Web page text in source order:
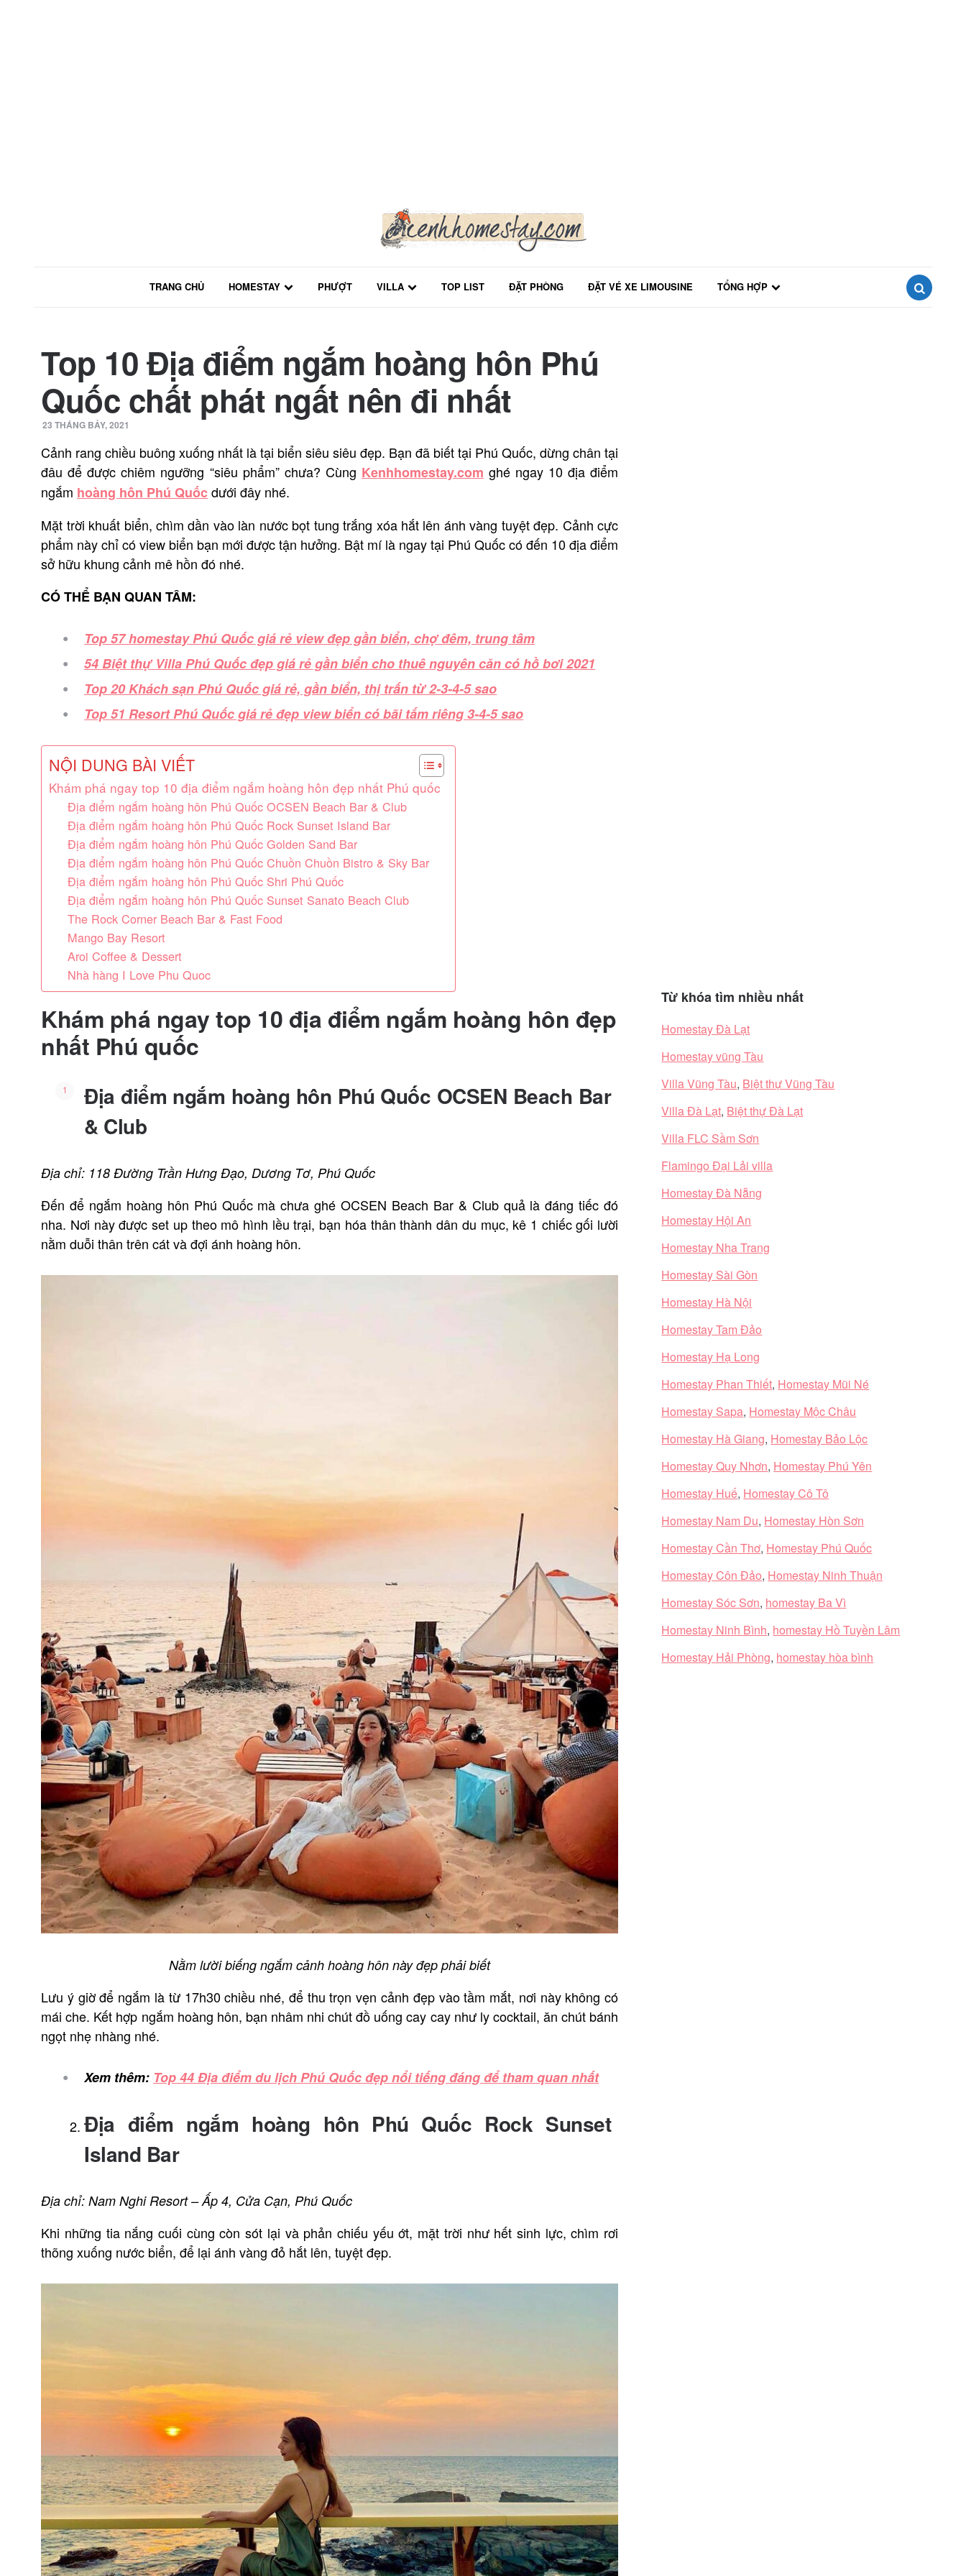
TRANG CHỦ HOMESTAY PHƯỢT VILLA TOP LIST ĐẶT PHÒNG ĐẶT VÉ XE LIMOUSINE
TỔNG HỢP
Top 10 Địa điểm ngắm hoàng hôn Phú
Quốc chất phát ngất nên đi nhất
23 THÁNG BẢY, 2021
Cảnh rang chiều buông xuống nhất là tại biển siêu siêu đẹp. Bạn đã biết tại Phú Quốc, dừng chân tại
đâu để được chiêm ngưỡng “siêu phẩm” chưa? Cùng Kenhhomestay.com ghé ngay 10 địa điểm
ngắm hoàng hôn Phú Quốcdưới đây nhé.
Mặt trời khuất biển, chìm dần vào làn nước bọt tung trắng xóa hắt lên ánh vàng tuyệt đẹp. Cảnh cực
phẩm này chỉ có view biển bạn mới được tận hưởng. Bật mí là ngay tại Phú Quốc có đến 10 địa điểm
sở hữu khung cảnh mê hồn đó nhé.
CÓ THỂ BẠN QUAN TÂM:
Top 57 homestay Phú Quốc giá rẻ view đẹp gần biển, chợ đêm, trung tâm
54 Biệt thự Villa Phú Quốc đẹp giá rẻ gần biển cho thuê nguyên căn có hồ bơi 2021
Top 20 Khách sạn Phú Quốc giá rẻ, gần biển, thị trấn từ 2-3-4-5 sao
Top 51 Resort Phú Quốc giá rẻ đẹp view biển có bãi tắm riêng 3-4-5 sao
NỘI DUNG BÀI VIẾT
Khám phá ngay top 10 địa điểm ngắm hoàng hôn đẹp nhất Phú quốc
Địa điểm ngắm hoàng hôn Phú Quốc OCSEN Beach Bar & Club
Địa điểm ngắm hoàng hôn Phú Quốc Rock Sunset Island Bar
Địa điểm ngắm hoàng hôn Phú Quốc Golden Sand Bar
Địa điểm ngắm hoàng hôn Phú Quốc Chuồn Chuồn Bistro & Sky Bar
Địa điểm ngắm hoàng hôn Phú Quốc Shri Phú Quốc
Địa điểm ngắm hoàng hôn Phú Quốc Sunset Sanato Beach Club
The Rock Corner Beach Bar & Fast Food
Mango Bay Resort
Aroi Coffee & Dessert
Nhà hàng I Love Phu Quoc
Khám phá ngay top 10 địa điểm ngắm hoàng hôn đẹp
nhất Phú quốc
Địa điểm ngắm hoàng hôn Phú Quốc OCSEN Beach Bar
& Club
Địa chỉ: 118 Đường Trần Hưng Đạo, Dương Tơ, Phú Quốc
Đến để ngắm hoàng hôn Phú Quốc mà chưa ghé OCSEN Beach Bar & Club quả là đáng tiếc đó
nha. Nơi này được set up theo mô hình lều trại, bạn hóa thân thành dân du mục, kê 1 chiếc gối lười
nằm duỗi thân trên cát và đợi ánh hoàng hôn.
Nằm lười biếng ngắm cảnh hoàng hôn này đẹp phải biết
Lưu ý giờ để ngắm là từ 17h30 chiều nhé, để thu trọn vẹn cảnh đẹp vào tầm mắt, nơi này không có
mái che. Kết hợp ngắm hoàng hôn, bạn nhâm nhi chút đồ uống cay cay như ly cocktail, ăn chút bánh
ngọt nhẹ nhàng nhé.
Xem thêm: Top 44 Địa điểm du lịch Phú Quốc đẹp nổi tiếng đáng để tham quan nhất
Địa điểm ngắm hoàng hôn Phú Quốc Rock Sunset
Island Bar
Địa chỉ: Nam Nghi Resort – Ấp 4, Cửa Cạn, Phú Quốc
Khi những tia nắng cuối cùng còn sót lại và phản chiếu yếu ớt, mặt trời như hết sinh lực, chìm rơi
thõng xuống nước biển, để lại ánh vàng đỏ hắt lên, tuyệt đẹp.
Từ khóa tìm nhiều nhất
Homestay Đà Lạt
Homestay vũng Tàu
Villa Vũng Tàu, Biệt thự Vũng Tàu
Villa Đà Lạt, Biệt thự Đà Lạt
Villa FLC Sầm Sơn
Flamingo Đại Lải villa
Homestay Đà Nẵng
Homestay Hội An
Homestay Nha Trang
Homestay Sài Gòn
Homestay Hà Nội
Homestay Tam Đảo
Homestay Hạ Long
Homestay Phan Thiết, Homestay Mũi Né
Homestay Sapa, Homestay Mộc Châu
Homestay Hà Giang, Homestay Bảo Lộc
Homestay Quy Nhơn, Homestay Phú Yên
Homestay Huế, Homestay Cô Tô
Homestay Nam Du, Homestay Hòn Sơn
Homestay Cần Thơ, Homestay Phú Quốc
Homestay Côn Đảo, Homestay Ninh Thuận
Homestay Sóc Sơn, homestay Ba Vì
Homestay Ninh Bình, homestay Hồ Tuyền Lâm
Homestay Hải Phòng, homestay hòa bình